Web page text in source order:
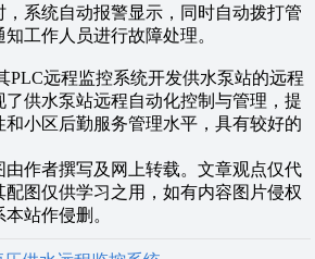
系统自动报警显示，同时自动拨打管
工作人员进行故障处理。
PLC远程监控系统开发供水泵站的远程
供水泵站远程自动化控制与管理，提
小区后勤服务管理水平，具有较好的
作者撰写及网上转载。文章观点仅代
图仅供学习之用，如有内容图片侵权
站作侵删。